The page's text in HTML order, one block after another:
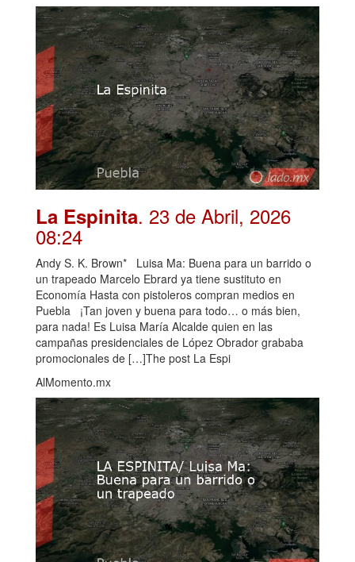
La Espinita. 23 de Abril, 2026
08:24
Andy S. K. Brown* Luisa Ma: Buena para un barrido o
un trapeado Marcelo Ebrard ya tiene sustituto en
Economía Hasta con pistoleros compran medios en
Puebla ¡Tan joven y buena para todo… o más bien,
para nada! Es Luisa María Alcalde quien en las
campañas presidenciales de López Obrador grababa
promocionales de […]The post La Espi
AlMomento.mx